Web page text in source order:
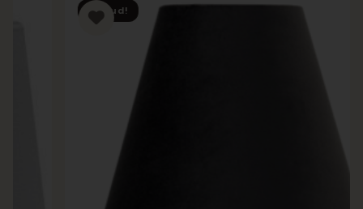
Tilbud!